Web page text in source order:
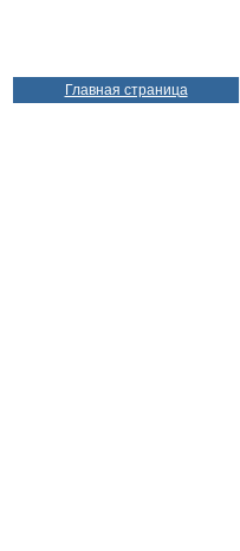
Главная страница